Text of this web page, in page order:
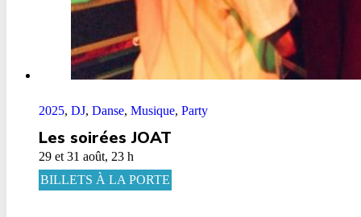
2025, DJ, Danse, Musique, Party
Les soirées JOAT
29 et 31 août, 23 h
BILLETS À LA PORTE